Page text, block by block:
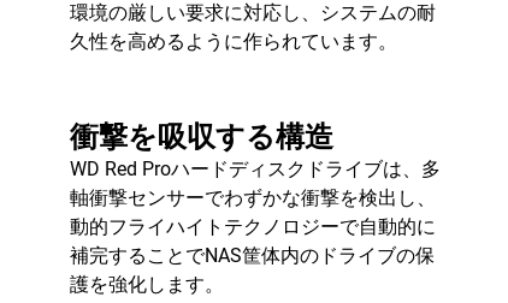
環境の厳しい要求に対応し、システムの耐
久性を高めるように作られています。
衝撃を吸収する構造
WD Red Proハードディスクドライブは、多
軸衝撃センサーでわずかな衝撃を検出し、
動的フライハイトテクノロジーで自動的に
補完することでNAS筐体内のドライブの保
護を強化します。